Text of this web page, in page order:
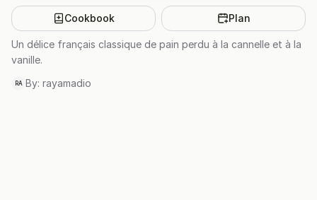
Cookbook Plan
Un délice français classique de pain perdu à la cannelle et à la
vanille.
RA By: rayamadio